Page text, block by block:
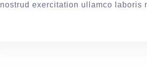
nostrud exercitation ullamco laboris